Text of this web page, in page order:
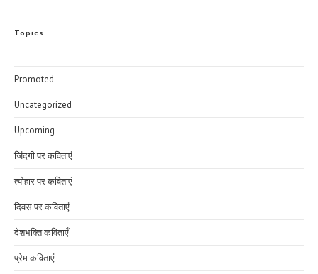
Topics
Promoted
Uncategorized
Upcoming
जिंदगी पर कविताएं
त्योहार पर कविताएं
दिवस पर कविताएं
देशभक्ति कविताएँ
प्रेम कविताएं